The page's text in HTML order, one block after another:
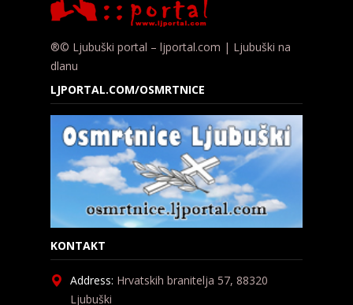
®© Ljubuški portal – ljportal.com | Ljubuški na
dlanu
LJPORTAL.COM/OSMRTNICE
KONTAKT
Address: Hrvatskih branitelja 57, 88320
Ljubuški